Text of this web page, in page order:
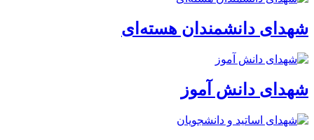
شهدای دانشمندان هسته‌ای
شهدای دانش آموز